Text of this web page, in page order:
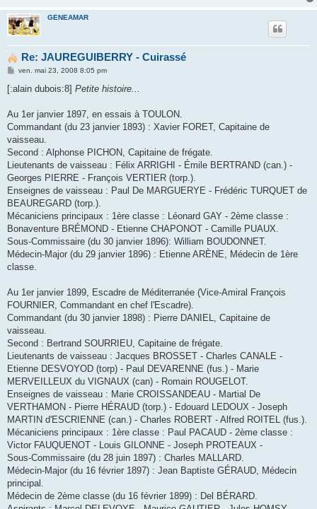
GENEAMAR
Re: JAUREGUIBERRY - Cuirassé
M
s
g
ven. mai 23, 2008 8:05 pm
[:alain dubois:8] Petite histoire...
Au 1er janvier 1897, en essais à TOULON.
Commandant (du 23 janvier 1893) : Xavier FORET, Capitaine de
vaisseau.
Second : Alphonse PICHON, Capitaine de frégate.
Lieutenants de vaisseau : Félix ARRIGHI - Émile BERTRAND (can.) -
Georges PIERRE - François VERTIER (torp.).
Enseignes de vaisseau : Paul De MARGUERYE - Frédéric TURQUET de
BEAUREGARD (torp.).
Mécaniciens principaux : 1ère classe : Léonard GAY - 2ème classe :
Bonaventure BRÉMOND - Etienne CHAPONOT - Camille PUAUX.
Sous-Commissaire (du 30 janvier 1896): William BOUDONNET.
Médecin-Major (du 29 janvier 1896) : Etienne ARÈNE, Médecin de 1ère
classe.
Au 1er janvier 1899, Escadre de Méditerranée (Vice-Amiral François
FOURNIER, Commandant en chef l'Escadre).
Commandant (du 30 janvier 1898) : Pierre DANIEL, Capitaine de
vaisseau.
Second : Bertrand SOURRIEU, Capitaine de frégate.
Lieutenants de vaisseau : Jacques BROSSET - Charles CANALE -
Etienne DESVOYOD (torp) - Paul DEVARENNE (fus.) - Marie
MERVEILLEUX du VIGNAUX (can) - Romain ROUGELOT.
Enseignes de vaisseau : Marie CROISSANDEAU - Martial De
VERTHAMON - Pierre HÉRAUD (torp.) - Edouard LEDOUX - Joseph
MARTIN d'ESCRIENNE (can.) - Charles ROBERT - Alfred ROITEL (fus.).
Mécaniciens principaux : 1ère classe : Paul PACAUD - 2ème classe :
Victor FAUQUENOT - Louis GILONNE - Joseph PROTEAUX -
Sous-Commissaire (du 28 juin 1897) : Charles MALLARD.
Médecin-Major (du 16 février 1897) : Jean Baptiste GÉRAUD, Médecin
principal.
Médecin de 2ème classe (du 16 février 1899) : Del BÉRARD.